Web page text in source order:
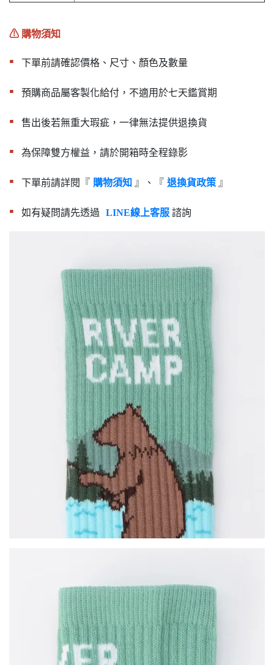
⚠︎ 購物須知
▪︎ 下單前請確認價格、尺寸、顏色及數量
▪︎ 預購商品屬客製化給付，不適用於七天鑑賞期
▪︎ 售出後若無重大瑕疵，一律無法提供退換貨
▪︎ 為保障雙方權益，請於開箱時全程錄影
▪︎ 下單前請詳閱『 購物須知 』、『 退換貨政策 』
▪︎ 如有疑問請先透過 LINE線上客服 諮詢